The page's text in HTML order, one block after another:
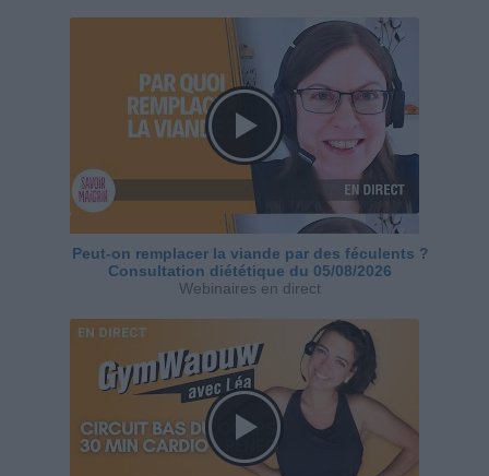
Peut-on remplacer la viande par des féculents ?
Consultation diététique du 05/08/2026
Webinaires en direct